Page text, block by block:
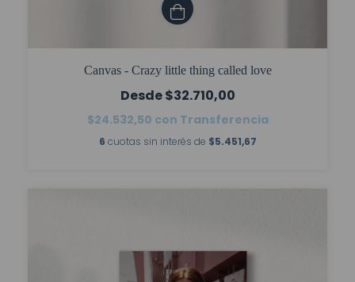
Canvas - Crazy little thing called love
$32.710,00
$24.532,50 con Transferencia
6 cuotas sin interés de $5.451,67